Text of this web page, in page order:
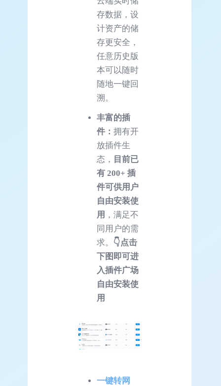
存数据，设
计资产的储
存更安全，
任意历史版
本可以随时
随地一键回
溯。
丰富的插
件： 拥有开
放插件生
态， 目前已
有 200+ 插
件可供用户
自由安装使
用 ，满足不
同用户的需
求。 👇点击
下图即可进
入插件广场
自由安装使
用
一键转网